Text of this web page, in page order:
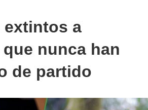
extintos a
nunca han
de partido